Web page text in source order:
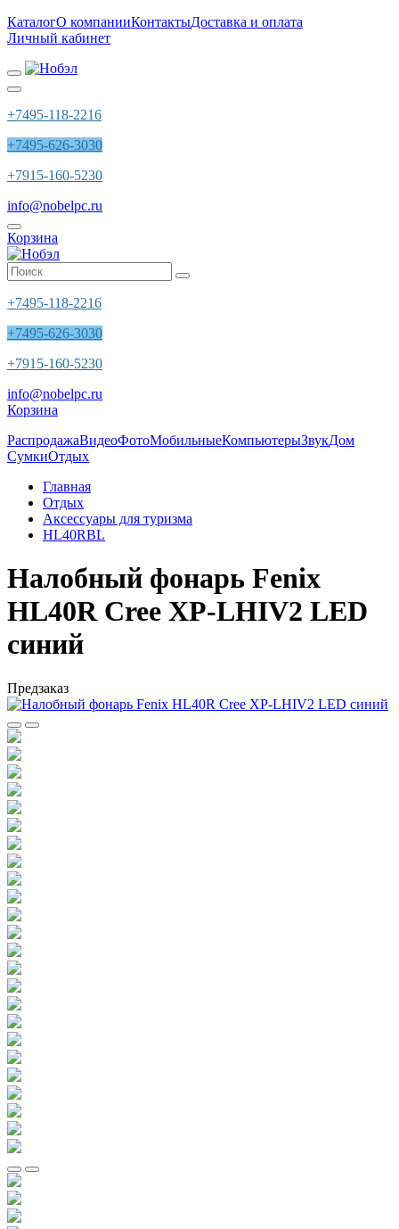
КаталогО компанииКонтактыДоставка и оплата
Личный кабинет
+7495-118-2216
+7495-626-3030
+7915-160-5230
info@nobelpc.ru
Корзина
+7495-118-2216
+7495-626-3030
+7915-160-5230
info@nobelpc.ru
Корзина
РаспродажаВидеоФотоМобильныеКомпьютерыЗвукДом
СумкиОтдых
Главная
Отдых
Аксессуары для туризма
HL40RBL
Налобный фонарь Fenix
HL40R Cree XP-LHIV2 LED
синий
Предзаказ